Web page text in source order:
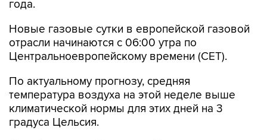
года.
Новые газовые сутки в европейской газовой
отрасли начинаются c 06:00 утра по
Центральноевропейскому времени (CET).
По актуальному прогнозу, средняя
температура воздуха на этой неделе выше
климатической нормы для этих дней на 3
градуса Цельсия.